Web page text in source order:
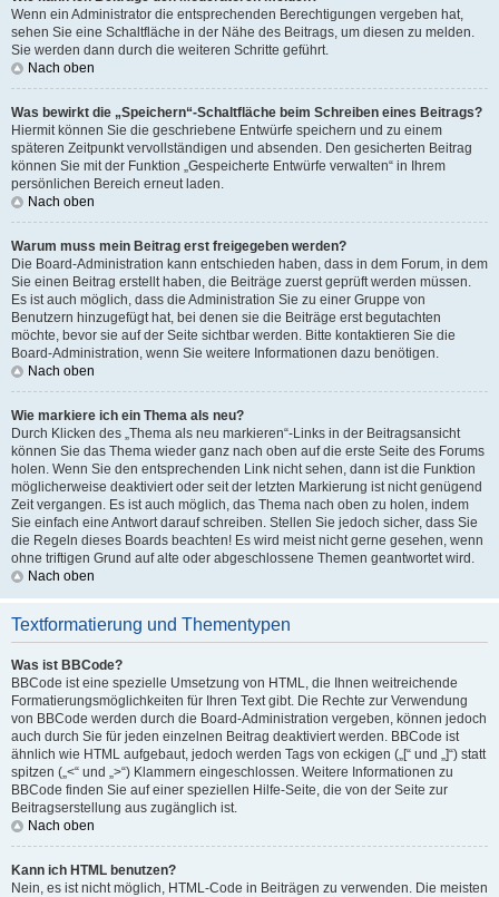
Wenn ein Administrator die entsprechenden Berechtigungen vergeben hat,
sehen Sie eine Schaltfläche in der Nähe des Beitrags, um diesen zu melden.
Sie werden dann durch die weiteren Schritte geführt.
Nach oben
Was bewirkt die „Speichern“-Schaltfläche beim Schreiben eines Beitrags?
Hiermit können Sie die geschriebene Entwürfe speichern und zu einem
späteren Zeitpunkt vervollständigen und absenden. Den gesicherten Beitrag
können Sie mit der Funktion „Gespeicherte Entwürfe verwalten“ in Ihrem
persönlichen Bereich erneut laden.
Nach oben
Warum muss mein Beitrag erst freigegeben werden?
Die Board-Administration kann entschieden haben, dass in dem Forum, in dem
Sie einen Beitrag erstellt haben, die Beiträge zuerst geprüft werden müssen.
Es ist auch möglich, dass die Administration Sie zu einer Gruppe von
Benutzern hinzugefügt hat, bei denen sie die Beiträge erst begutachten
möchte, bevor sie auf der Seite sichtbar werden. Bitte kontaktieren Sie die
Board-Administration, wenn Sie weitere Informationen dazu benötigen.
Nach oben
Wie markiere ich ein Thema als neu?
Durch Klicken des „Thema als neu markieren“-Links in der Beitragsansicht
können Sie das Thema wieder ganz nach oben auf die erste Seite des Forums
holen. Wenn Sie den entsprechenden Link nicht sehen, dann ist die Funktion
möglicherweise deaktiviert oder seit der letzten Markierung ist nicht genügend
Zeit vergangen. Es ist auch möglich, das Thema nach oben zu holen, indem
Sie einfach eine Antwort darauf schreiben. Stellen Sie jedoch sicher, dass Sie
die Regeln dieses Boards beachten! Es wird meist nicht gerne gesehen, wenn
ohne triftigen Grund auf alte oder abgeschlossene Themen geantwortet wird.
Nach oben
Textformatierung und Thementypen
Was ist BBCode?
BBCode ist eine spezielle Umsetzung von HTML, die Ihnen weitreichende
Formatierungsmöglichkeiten für Ihren Text gibt. Die Rechte zur Verwendung
von BBCode werden durch die Board-Administration vergeben, können jedoch
auch durch Sie für jeden einzelnen Beitrag deaktiviert werden. BBCode ist
ähnlich wie HTML aufgebaut, jedoch werden Tags von eckigen („[“ und „]“) statt
spitzen („<“ und „>“) Klammern eingeschlossen. Weitere Informationen zu
BBCode finden Sie auf einer speziellen Hilfe-Seite, die von der Seite zur
Beitragserstellung aus zugänglich ist.
Nach oben
Kann ich HTML benutzen?
Nein, es ist nicht möglich, HTML-Code in Beiträgen zu verwenden. Die meisten